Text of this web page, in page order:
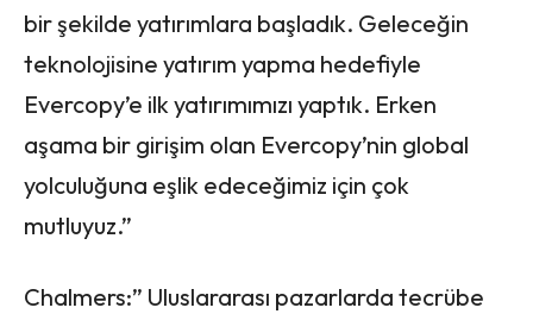
bir şekilde yatırımlara başladık. Geleceğin
teknolojisine yatırım yapma hedefiyle
Evercopy’e ilk yatırımımızı yaptık. Erken
aşama bir girişim olan Evercopy’nin global
yolculuğuna eşlik edeceğimiz için çok
mutluyuz.”
Chalmers:” Uluslararası pazarlarda tecrübe